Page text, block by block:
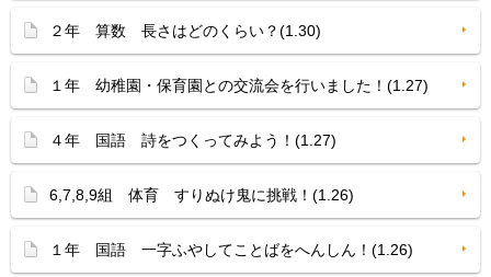
２年 算数 長さはどのくらい？(1.30)
１年 幼稚園・保育園との交流会を行いました！(1.27)
４年 国語 詩をつくってみよう！(1.27)
6,7,8,9組 体育 すりぬけ鬼に挑戦！(1.26)
１年 国語 一字ふやしてことばをへんしん！(1.26)